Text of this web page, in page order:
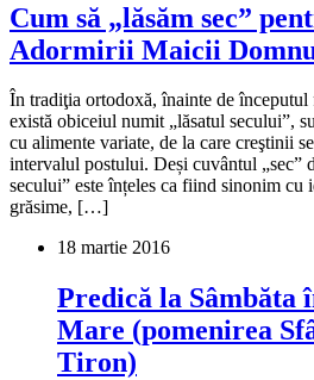
Cum să „lăsăm sec”
Adormirii Maicii
În tradiţia ortodoxă, înainte de începutul
există obiceiul numit „lăsatul secului”,
cu alimente variate, de la care creştinii
intervalul postului. Deși cuvântul „sec”
secului” este înțeles ca fiind sinonim cu
grăsime, […]
18 martie 2016
Predică la Sâmbăta
Mare (pomenirea
Tiron)